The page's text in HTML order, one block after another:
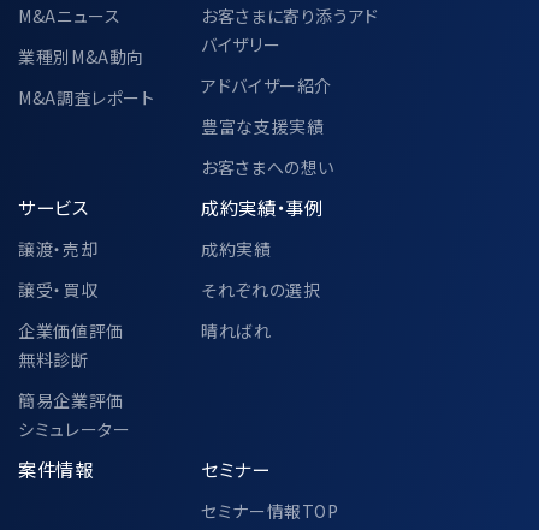
M&Aニュース
業種別M&A動向
M&A調査レポート
お客さまに寄り添うアド
バイザリー
アドバイザー紹介
豊富な支援実績
お客さまへの想い
サービス
譲渡・売却
譲受・買収
企業価値評価
無料診断
簡易企業評価
シミュレーター
成約実績・事例
成約実績
それぞれの選択
晴ればれ
案件情報 セミナー
セミナー情報TOP